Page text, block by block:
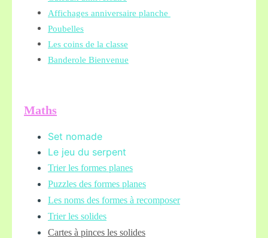
Affichages anniversaire planche
Poubelles
Les coins de la classe
Banderole Bienvenue
Maths
Set nomade
Le jeu du serpent
Trier les formes planes
Puzzles des formes planes
Les noms des formes à recomposer
Trier les solides
Cartes à pinces les solides